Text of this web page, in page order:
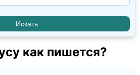
как пишется?